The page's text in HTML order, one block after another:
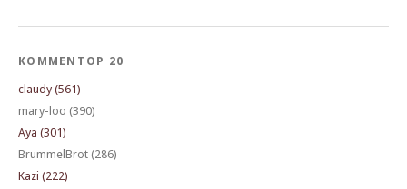
KOMMENTOP 20
claudy (561)
mary-loo (390)
Aya (301)
BrummelBrot (286)
Kazi (222)